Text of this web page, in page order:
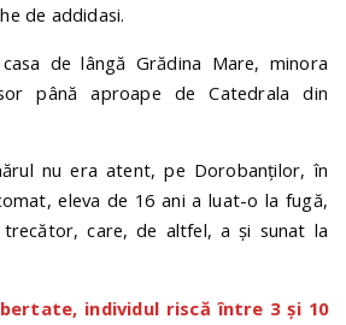
de addidasi.
de lângă Grădina Mare, minora
până aproape de Catedrala din
nu era atent, pe Dorobanților, în
eleva de 16 ani a luat-o la fugă,
care, de altfel, a și sunat la
individul riscă între 3 și 10